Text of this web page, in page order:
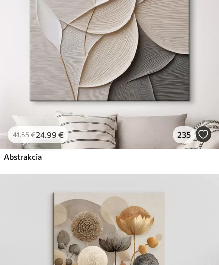
Premium
.00
Žiarivé a sýte farby
Odolné voči vyblednutiu
Bezpečný atrament bez zápachu
Povrch podobný plátnu
Ekologický materiál
Eko-Premium
Od 36.00€
✓Žiarivé a sýte farby
✓Odolné voči vyblednutiu
Ekologický materiál
41.65€24.99 € 235
Abstrakcia